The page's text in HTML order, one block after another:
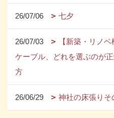
26/07/06 七夕
26/07/03
【新築・リノ
ケーブル、どれを選ぶのが
方
26/06/29 神社の床張り